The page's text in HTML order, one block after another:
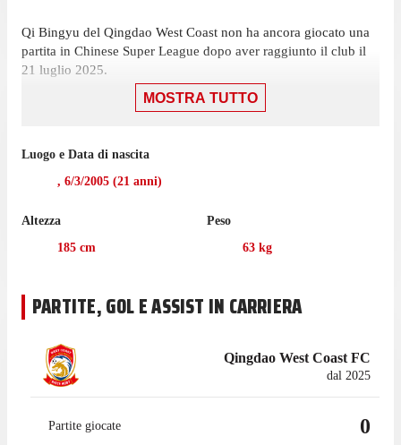
Qi Bingyu del Qingdao West Coast non ha ancora giocato una
partita in Chinese Super League dopo aver raggiunto il club il
21 luglio 2025.
Nella prossima partita di Chinese Super League, il 2 agosto,
League nell'ultima stagione con Qingdao West Coast.
MOSTRA TUTTO
Luogo e Data di nascita
, 6/3/2005 (21 anni)
Altezza
185 cm
Peso
63 kg
PARTITE, GOL E ASSIST IN CARRIERA
Qingdao West Coast FC
dal 2025
Partite giocate 0